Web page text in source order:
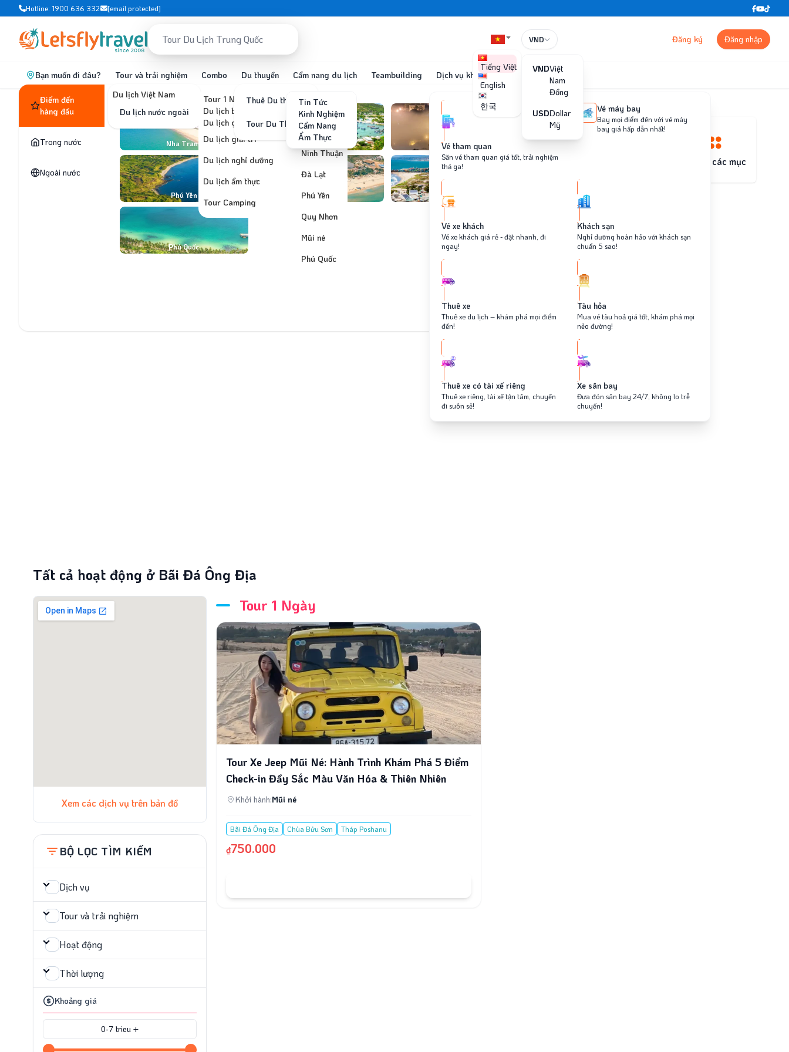
Hotline: 1900 636 332 [email protected]
Tiếng Việt
English
한국
VND
VNDViệt
Nam
Đồng
USDDollar
Mỹ
Đăng ký Đăng nhập
Bạn muốn đi đâu?
Điểm đến
hàng đầu
Trong nước
Ngoài nước
Nha Trang Ninh Thuận Đà Lạt
Phú Yên Quy Nhơn Mũi né
Phú Quốc
Tour và trải nghiệm
Du lịch Việt Nam
Tour 1 Ngày
Nha Trang
Ninh Thuận
Đà Lạt
Phú Yên
Quy Nhơn
Mũi né
Phú Quốc
Du lịch biển, đảo
Nha Trang
Phu Quoc
Du lịch ghép lẻ dài ngày
Nha Trang
Ninh Thuận
Đà Lạt
Phú Yên
Quy Nhơn
Mũi né
Phú Quốc
Du lịch giải trí
Du lịch nghỉ dưỡng
Du lịch ẩm thực
Tour Camping
Du lịch nước ngoài
Combo Du thuyền
Thuê Du thuyền
Tour Du Thuyền
Cẩm nang du lịch
Tin Tức
Kinh Nghiệm
Cẩm Nang
Ẩm Thực
Teambuilding Dịch vụ khác
Vé tham quan
Săn vé tham quan giá tốt, trải nghiệm
thả ga!
Vé máy bay
Bay mọi điểm đến với vé máy
bay giá hấp dẫn nhất!
Vé xe khách
Vé xe khách giá rẻ - đặt nhanh, đi
ngay!
Khách sạn
Nghỉ dưỡng hoàn hảo với khách sạn
chuẩn 5 sao!
Thuê xe
Thuê xe du lịch – khám phá mọi điểm
đến!
Tàu hỏa
Mua vé tàu hoả giá tốt, khám phá mọi
nẻo đường!
Thuê xe có tài xế riêng
Thuê xe riêng, tài xế tận tâm, chuyến
đi suôn sẻ!
Xe sân bay
Đưa đón sân bay 24/7, không lo trễ
chuyến!
Combo Vé tham quan Cẩm nang du lịch Di chuyển Teambuilding Tất cả các mục
Vui chơi hết cỡ tại Bãi Đá Ông Địa
Tất cả hoạt động ở Bãi Đá Ông Địa
Xem các dịch vụ trên bản đồ
BỘ LỌC TÌM KIẾM
Dịch vụ
Tour và trải nghiệm
Hoạt động
Thời lượng
Khoảng giá
0‐7 trieu +
Tour 1 Ngày
Tour Xe Jeep Mũi Né: Hành Trình Khám Phá 5 Điểm
Check-in Đầy Sắc Màu Văn Hóa & Thiên Nhiên
Khởi hành:Mũi né
Bãi Đá Ông Địa Chùa Bửu Sơn Tháp Poshanu
₫750.000